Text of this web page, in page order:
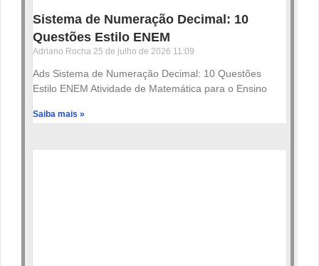
Sistema de Numeração Decimal: 10
Questões Estilo ENEM
Adriano Rocha 25 de julho de 2026 11:09
Ads Sistema de Numeração Decimal: 10 Questões
Estilo ENEM Atividade de Matemática para o Ensino
Saiba mais »